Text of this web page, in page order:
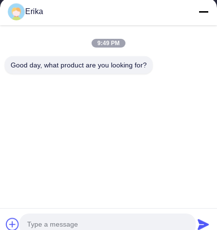
সাংহাই টেরুই ইন্টারন্যাশনাল ট্রেড কোং লিমিটেড ২০০২ সালে প্রতিষ্ঠিত হয়েছিল যা গবাদি
পশুর সরঞ্জাম বিকাশ, উত্পাদন এবং বিক্রয়ের ক্ষেত্রে বিশেষীকরণ...
গুরুত্বপূর্ণ সংযোগ
পণ্য
আমাদের সম্পর্কে
মান নিয়ন্ত্রণ
Erika
9:49 PM
Good day, what product are you looking for?